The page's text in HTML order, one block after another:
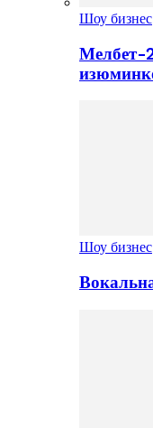
Шоу бизнес
Мелбет-
Шоу бизнес